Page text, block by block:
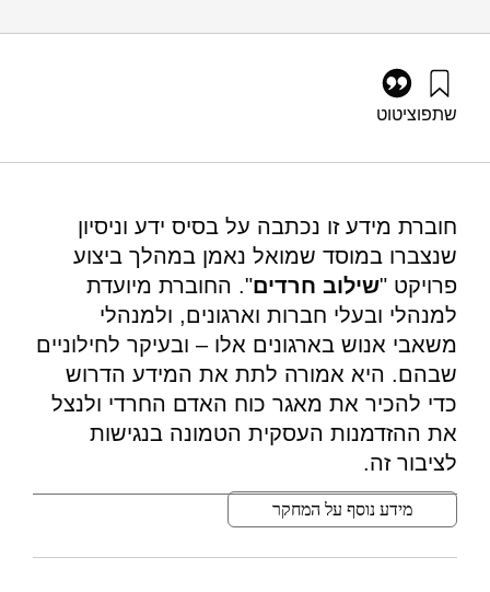
שתפוציטוט
חוברת מידע זו נכתבה על בסיס ידע וניסיון
שנצברו במוסד שמואל נאמן במהלך ביצוע
פרויקט "שילוב חרדים". החוברת מיועדת
למנהלי ובעלי חברות וארגונים, ולמנהלי
משאבי אנוש בארגונים אלו – ובעיקר לחילוניים
שבהם. היא אמורה לתת את המידע הדרוש
כדי להכיר את מאגר כוח האדם החרדי ולנצל
את ההזדמנות העסקית הטמונה בנגישות
לציבור זה.
מידע נוסף על המחקר